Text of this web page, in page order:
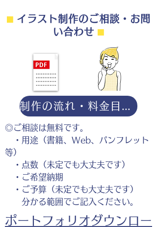
⬛︎イラスト制作のご相談・お問
い合わせ ⬛︎
◎ご相談は無料です。
・用途（書籍、Web、パンフレット
等）
・点数（未定でも大丈夫です）
・ご希望納期
・ご予算（未定でも大丈夫です）
分かる範囲でご記入ください。
ポートフォリオダウンロー